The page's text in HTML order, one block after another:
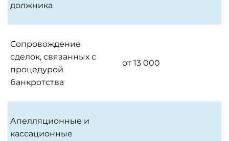
должника
Сопровождение
сделок, связанных с
процедурой
банкротства
от 13 000
Апелляционные и
кассационные